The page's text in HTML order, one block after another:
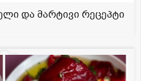
და მარტივი რეცეპტი